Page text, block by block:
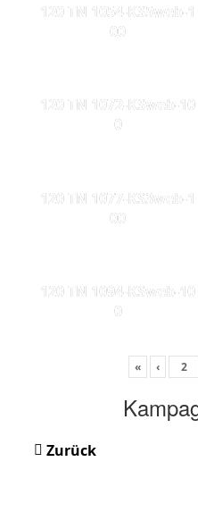
120 TN 1054-KS5web-1
00
120 TN 1072-KSweb-10
0
120 TN 1077-KS3web-1
00
120 TN 1094-KSweb-10
0
« ‹
Zurück